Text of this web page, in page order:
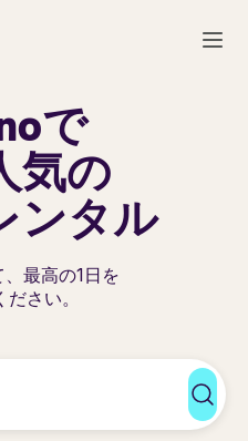
で
気の
ンタル
最高の1日を
さい。